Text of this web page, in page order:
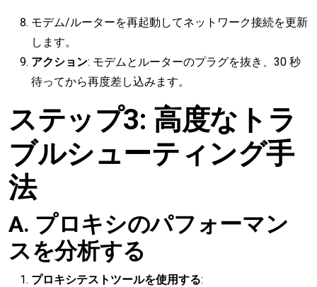
モデム/ルーターを再起動してネットワーク接続を更新
します。
アクション: モデムとルーターのプラグを抜き、30 秒
待ってから再度差し込みます。
ステップ3: 高度なトラ
ブルシューティング手
法
A. プロキシのパフォーマン
スを分析する
プロキシテストツールを使用する: